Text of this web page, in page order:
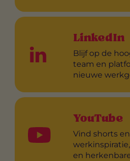
LinkedIn
Blijf op de
team en
nieuwe
YouTube
Vind shorts
en